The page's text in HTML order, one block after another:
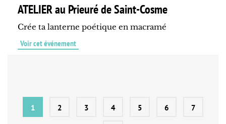
ATELIER au Prieuré de Saint-Cosme
Crée ta lanterne poétique en macramé
Voir cet événement
1 2 3 4 5 6 7